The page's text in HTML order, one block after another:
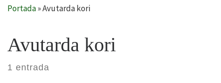
Portada»Avutarda kori
Avutarda kori
1 entrada